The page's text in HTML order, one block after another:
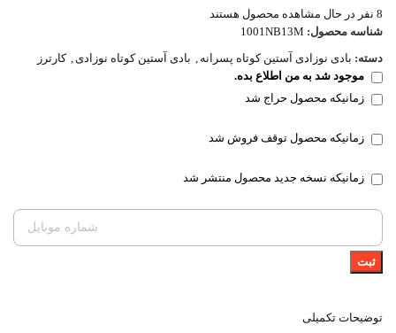
8 نفر در حال مشاهده محصول هستند
شناسه محصول: 1001NB13M
دسته: بادی نوزادی آستین کوتاه پسرانه , بادی آستین کوتاه نوزادی, کارترز
موجود شد به من اطلاع بده.
زمانیکه محصول حراج شد
زمانیکه محصول توقف فروش شد
زمانیکه نسخه جدید محصول منتشر شد
ثبت
توضیحات تکمیلی